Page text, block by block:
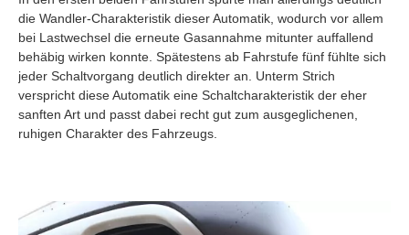
die Wandler-Charakteristik dieser Automatik, wodurch vor allem
bei Lastwechsel die erneute Gasannahme mitunter auffallend
behäbig wirken konnte. Spätestens ab Fahrstufe fünf fühlte sich
jeder Schaltvorgang deutlich direkter an. Unterm Strich
verspricht diese Automatik eine Schaltcharakteristik der eher
sanften Art und passt dabei recht gut zum ausgeglichenen,
ruhigen Charakter des Fahrzeugs.